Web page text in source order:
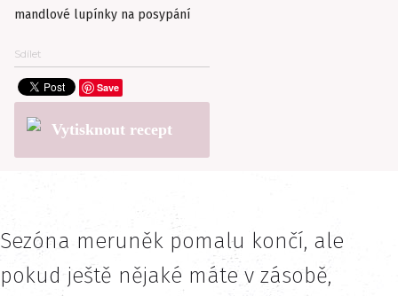
mandlové lupínky na posypání
Sdílet
Save
Vytisknout recept
Sezóna meruněk pomalu končí, ale
pokud ještě nějaké máte v zásobě,